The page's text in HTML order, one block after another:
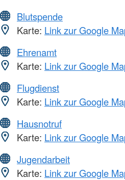
Blutspende
Karte: Link zur Google
Ehrenamt
Karte: Link zur Google
Flugdienst
Karte: Link zur Google
Hausnotruf
Karte: Link zur Google
Jugendarbeit
Karte: Link zur Google